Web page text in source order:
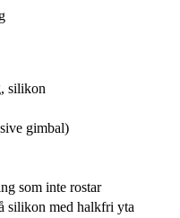
silikon
gimbal)
som inte rostar
silikon med halkfri yta